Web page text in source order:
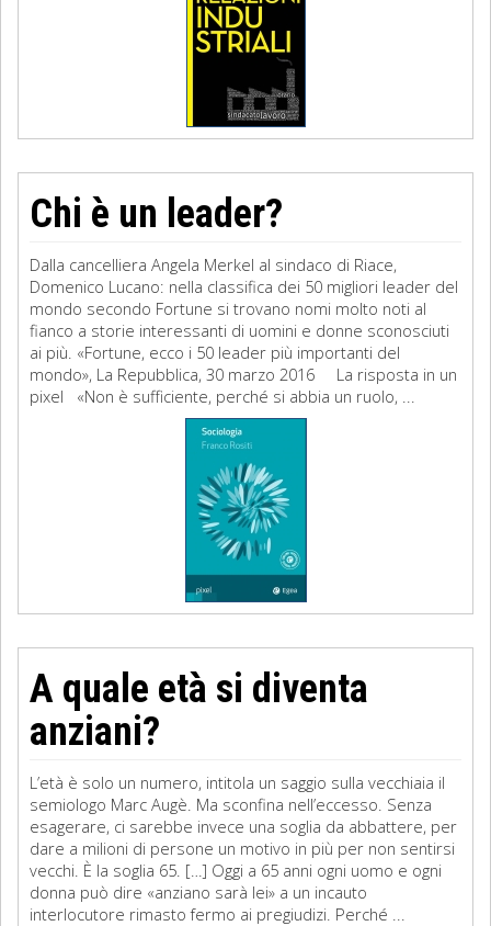
Chi è un leader?
Dalla cancelliera Angela Merkel al sindaco di Riace,
Domenico Lucano: nella classifica dei 50 migliori leader del
mondo secondo Fortune si trovano nomi molto noti al
fianco a storie interessanti di uomini e donne sconosciuti
ai più. «Fortune, ecco i 50 leader più importanti del
mondo», La Repubblica, 30 marzo 2016 La risposta in un
pixel «Non è sufficiente, perché si abbia un ruolo, ...
A quale età si diventa
anziani?
L’età è solo un numero, intitola un saggio sulla vecchiaia il
semiologo Marc Augè. Ma sconfina nell’eccesso. Senza
esagerare, ci sarebbe invece una soglia da abbattere, per
dare a milioni di persone un motivo in più per non sentirsi
vecchi. È la soglia 65. […] Oggi a 65 anni ogni uomo e ogni
donna può dire «anziano sarà lei» a un incauto
interlocutore rimasto fermo ai pregiudizi. Perché ...